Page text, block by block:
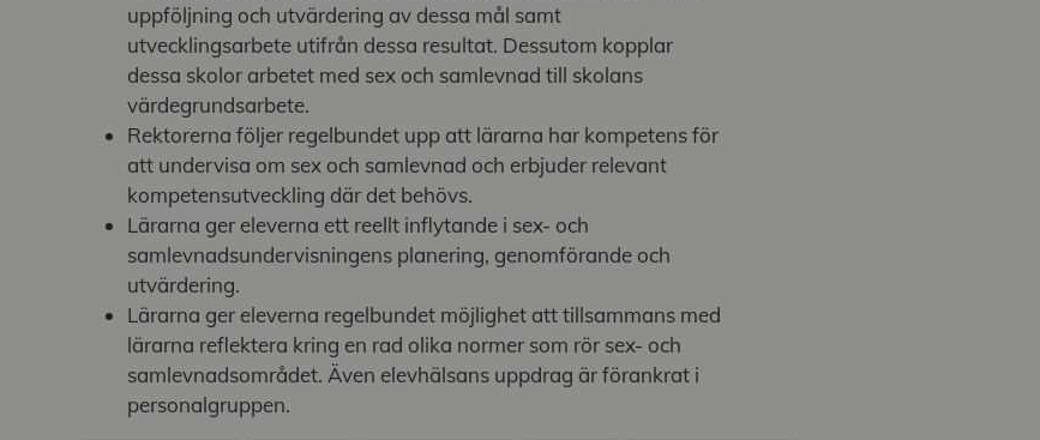
uppföljning och utvärdering av dessa mål samt
utvecklingsarbete utifrån dessa resultat. Dessutom kopplar
dessa skolor arbetet med sex och samlevnad till skolans
värdegrundsarbete.
Rektorerna följer regelbundet upp att lärarna har kompetens för
att undervisa om sex och samlevnad och erbjuder relevant
kompetensutveckling där det behövs.
Lärarna ger eleverna ett reellt inflytande i sex- och
samlevnadsundervisningens planering, genomförande och
utvärdering.
Lärarna ger eleverna regelbundet möjlighet att tillsammans med
lärarna reflektera kring en rad olika normer som rör sex- och
samlevnadsområdet. Även elevhälsans uppdrag är förankrat i
personalgruppen.